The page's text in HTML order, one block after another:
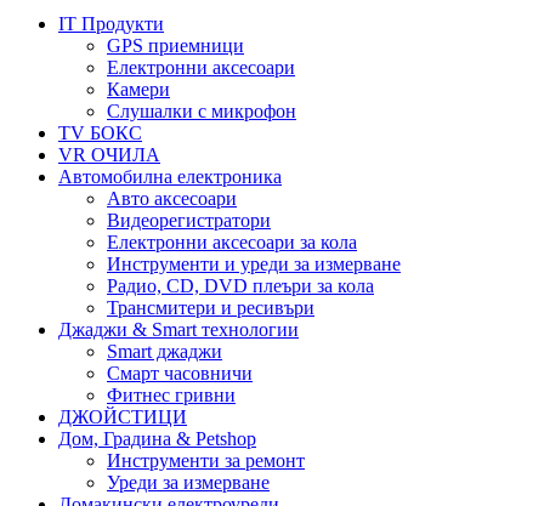
IT Продукти
GPS приемници
Електронни аксесоари
Камери
Слушалки с микрофон
TV БОКС
VR ОЧИЛА
Автомобилна електроника
Авто аксесоари
Видеорегистратори
Електронни аксесоари за кола
Инструменти и уреди за измерване
Радио, CD, DVD плеъри за кола
Трансмитери и ресивъри
Джаджи & Smart технологии
Smart джаджи
Смарт часовничи
Фитнес гривни
ДЖОЙСТИЦИ
Дом, Градина & Petshop
Инструменти за ремонт
Уреди за измерване